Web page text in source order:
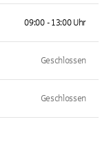
09:00 - 13:00 Uhr
Geschlossen
Geschlossen